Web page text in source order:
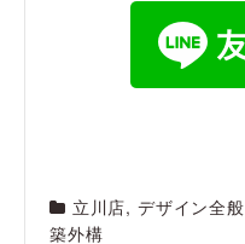
立川店, デザイン全般
築外構